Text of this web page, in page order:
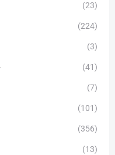
(23)
(224)
(3)
(41)
(7)
(101)
(356)
(13)